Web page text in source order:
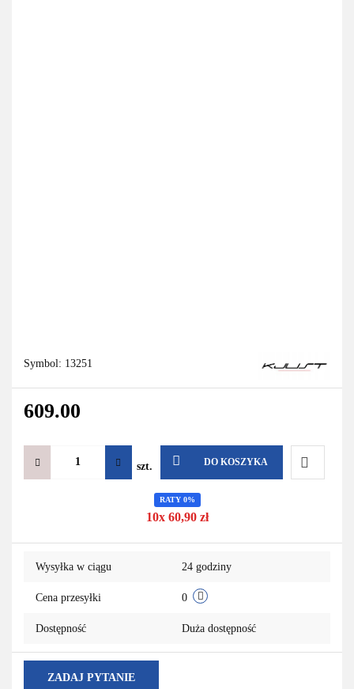
Symbol: 13251
609.00
szt. DO KOSZYKA
RATY 0%
10x 60,90 zł
Wysyłka w ciągu 24 godziny
Cena przesyłki 0
Dostępność Duża dostępność
ZADAJ PYTANIE